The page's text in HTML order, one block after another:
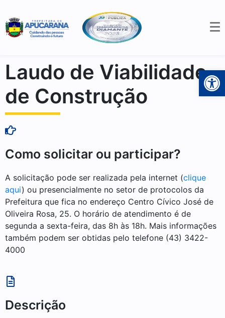
Laudo de Viabilidade
de Construção
Como solicitar ou participar?
A solicitação pode ser realizada pela internet (clique
aqui) ou presencialmente no setor de protocolos da
Prefeitura que fica no endereço Centro Cívico José de
Oliveira Rosa, 25. O horário de atendimento é de
segunda a sexta-feira, das 8h às 18h. Mais informações
também podem ser obtidas pelo telefone (43) 3422-
4000
Descrição